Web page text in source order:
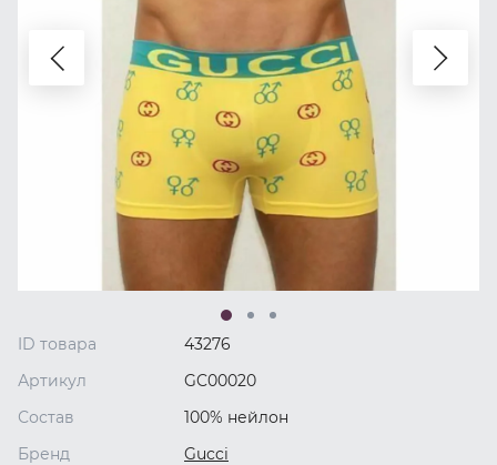
ID товара
43276
Артикул
GC00020
Состав
100% нейлон
Бренд
Gucci